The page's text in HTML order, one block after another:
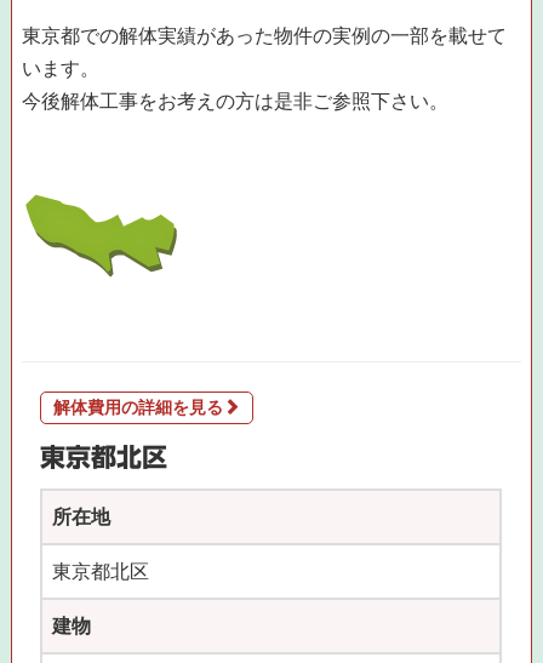
東京都での解体実績があった物件の実例の一部を載せて
います。
今後解体工事をお考えの方は是非ご参照下さい。
解体費用の詳細を見る
東京都北区
所在地
東京都北区
建物